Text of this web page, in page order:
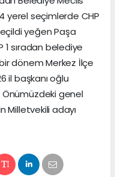
yerel seçimlerde CHP
yeğen Paşa
1 sıradan belediye
dönem Merkez İlçe
il başkanı oğlu
genel
Milletvekili adayı